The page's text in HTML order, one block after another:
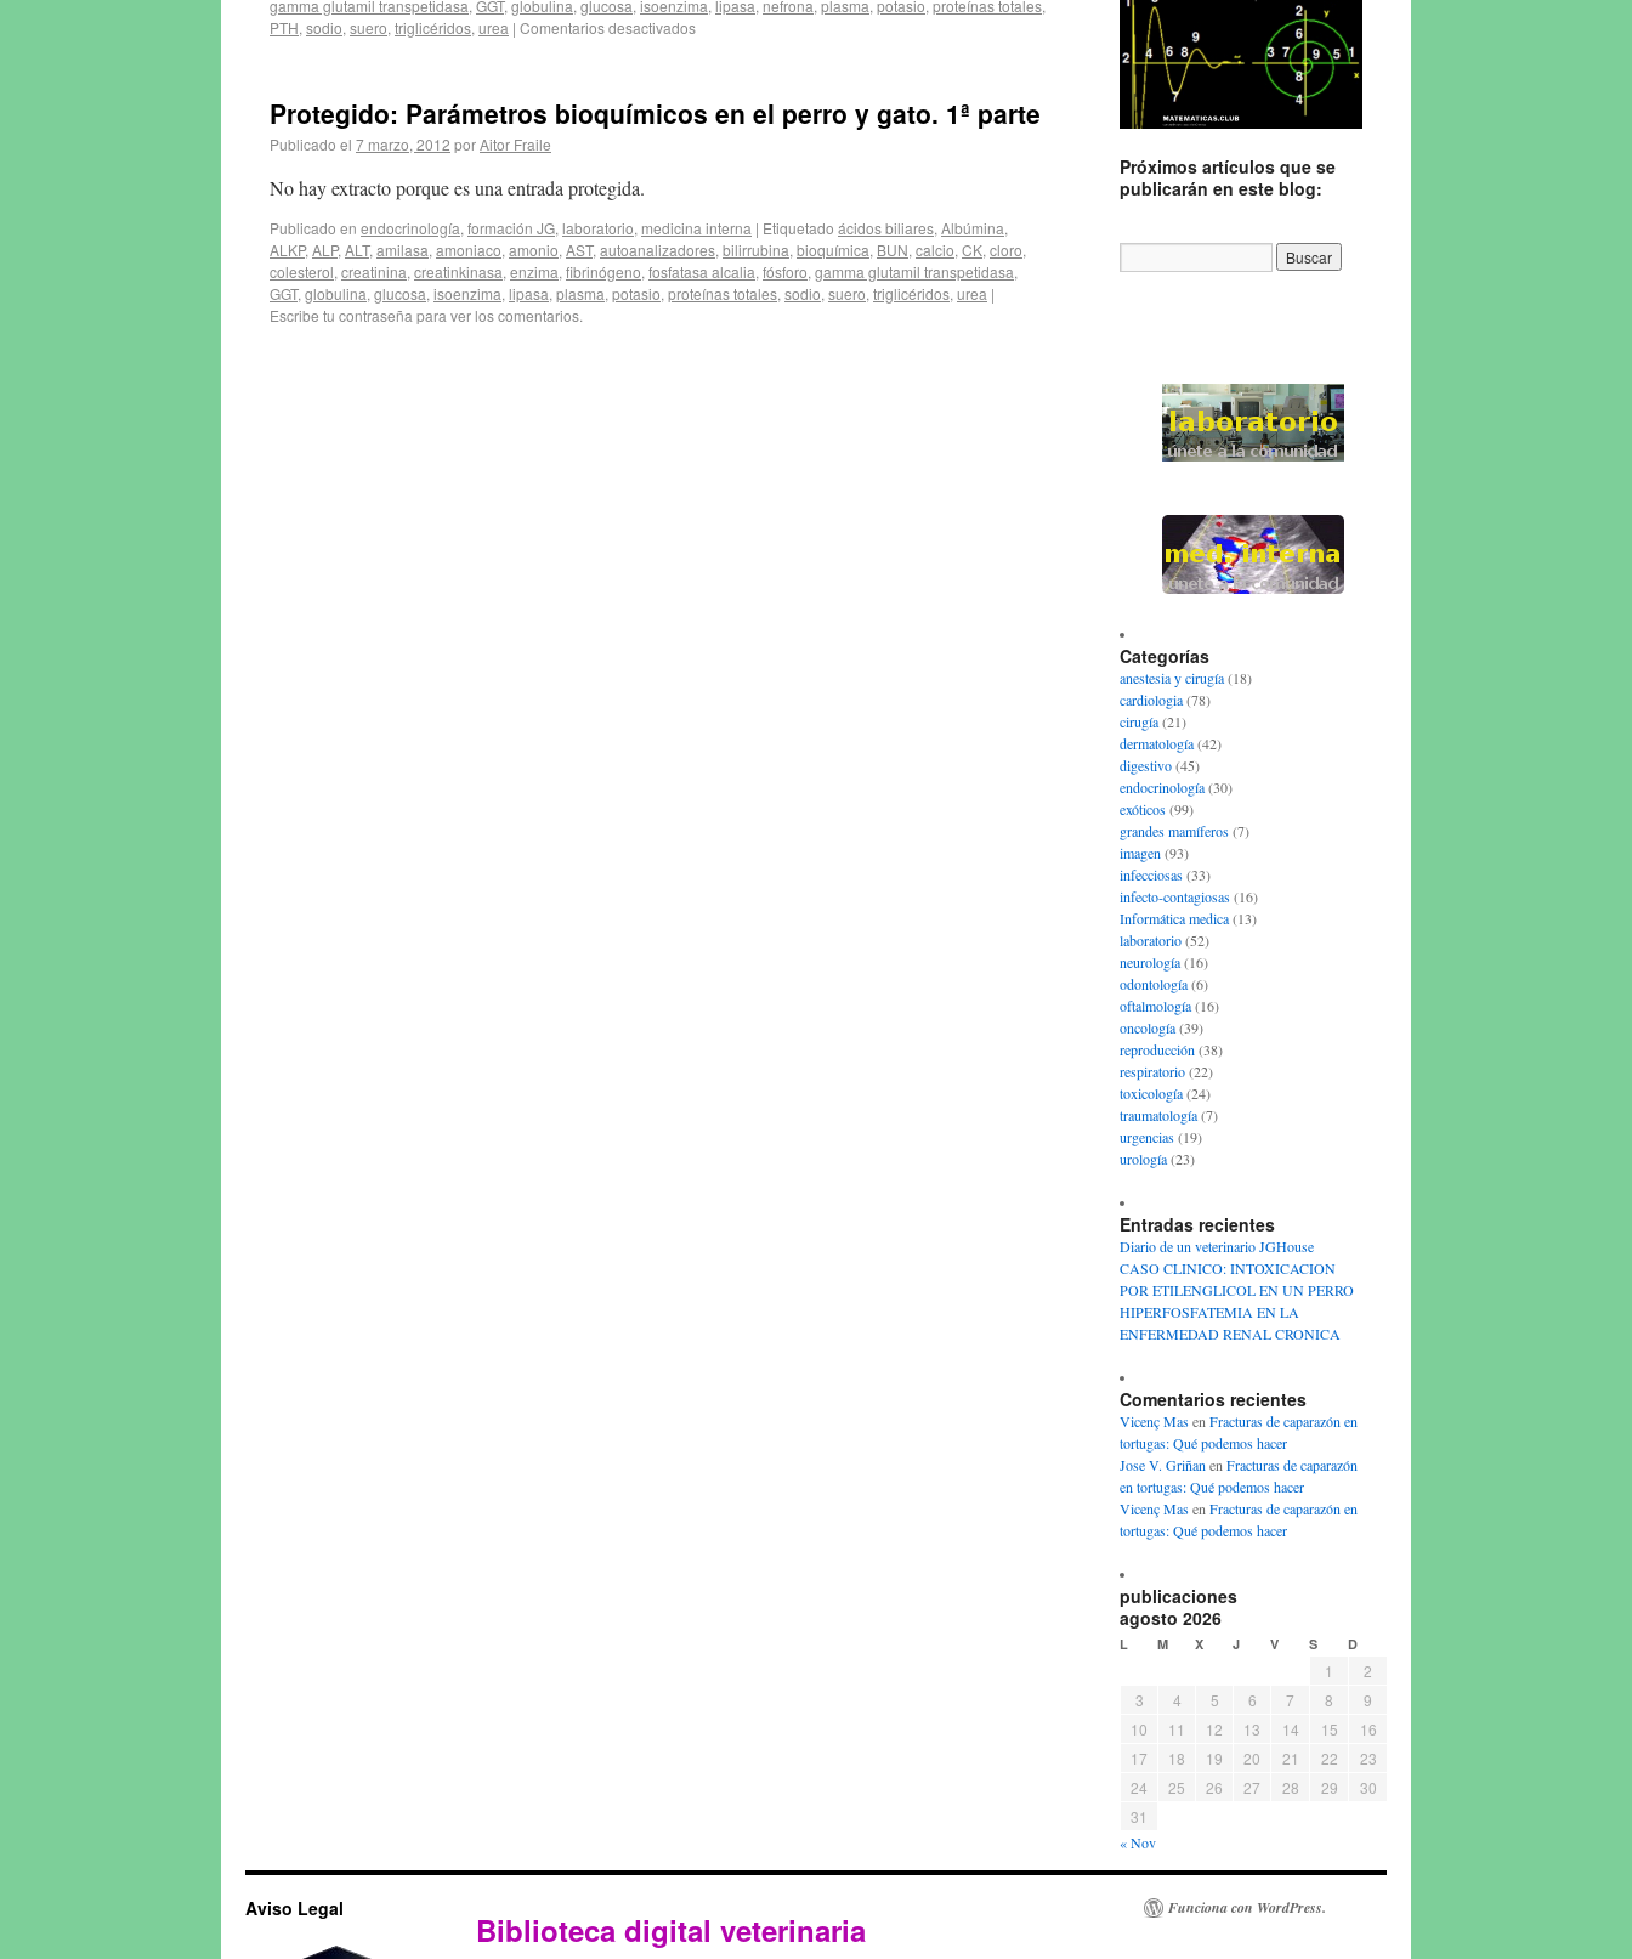
gamma glutamil transpetidasa, GGT, globulina, glucosa, isoenzima, lipasa, nefrona, plasma, potasio, proteínas totales,
PTH, sodio, suero, triglicéridos, urea | Comentarios desactivados
Protegido: Parámetros bioquímicos en el perro y gato. 1ª parte
Publicado el 7 marzo, 2012 porAitor Fraile
No hay extracto porque es una entrada protegida.
Publicado en endocrinología, formación JG, laboratorio, medicina interna | Etiquetado ácidos biliares, Albúmina,
ALKP, ALP, ALT, amilasa, amoniaco, amonio, AST, autoanalizadores, bilirrubina, bioquímica, BUN, calcio, CK, cloro,
colesterol, creatinina, creatinkinasa, enzima, fibrinógeno, fosfatasa alcalia, fósforo, gamma glutamil transpetidasa,
GGT, globulina, glucosa, isoenzima, lipasa, plasma, potasio, proteínas totales, sodio, suero, triglicéridos, urea |
Escribe tu contraseña para ver los comentarios.
Próximos artículos que se
publicarán en este blog:
Categorías
anestesia y cirugía(18)
cardiologia(78)
cirugía(21)
dermatología(42)
digestivo(45)
endocrinología(30)
exóticos(99)
grandes mamíferos(7)
imagen (93)
infecciosas(33)
infecto-contagiosas(16)
Informática medica(13)
laboratorio(52)
neurología(16)
odontología(6)
oftalmología(16)
oncología(39)
reproducción (38)
respiratorio(22)
toxicología(24)
traumatología(7)
urgencias(19)
urología(23)
Entradas recientes
Diario de un veterinario JGHouse
CASO CLINICO: INTOXICACION
POR ETILENGLICOL EN UN PERRO
HIPERFOSFATEMIA EN LA
ENFERMEDAD RENAL CRONICA
Comentarios recientes
Vicenç Masen Fracturas de caparazón en
tortugas: Qué podemos hacer
Jose V. Griñan en Fracturas de caparazón
en tortugas: Qué podemos hacer
Vicenç Masen Fracturas de caparazón en
tortugas: Qué podemos hacer
publicaciones
agosto 2026
L M X J V S D
1
2
3
4 5 6 7 8
9
10
11 12 13 14 15
16
17
18 19 20 21 22
23
24
25 26 27 28 29
30
31
« Nov
Aviso Legal
Biblioteca digital veterinaria
Funciona con WordPress.